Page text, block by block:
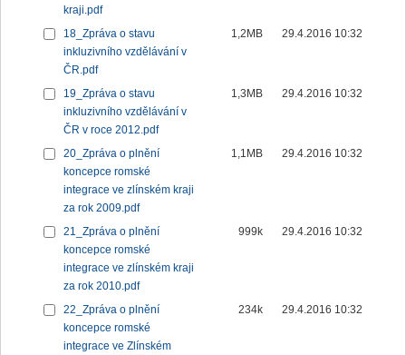
kraji.pdf
18_Zpráva o stavu
inkluzivního vzdělávání v
ČR.pdf
1,2MB 29.4.2016 10:32
19_Zpráva o stavu
inkluzivního vzdělávání v
ČR v roce 2012.pdf
1,3MB 29.4.2016 10:32
20_Zpráva o plnění
koncepce romské
integrace ve zlínském kraji
za rok 2009.pdf
1,1MB 29.4.2016 10:32
21_Zpráva o plnění
koncepce romské
integrace ve zlínském kraji
za rok 2010.pdf
999k 29.4.2016 10:32
22_Zpráva o plnění
koncepce romské
integrace ve Zlínském
234k 29.4.2016 10:32